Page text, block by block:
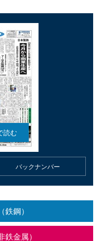
バックナンバー
鋼）
金属）